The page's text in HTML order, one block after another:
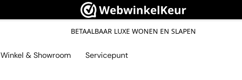
BETAALBAAR LUXE WONEN EN SLAPEN
Winkel & Showroom Servicepunt